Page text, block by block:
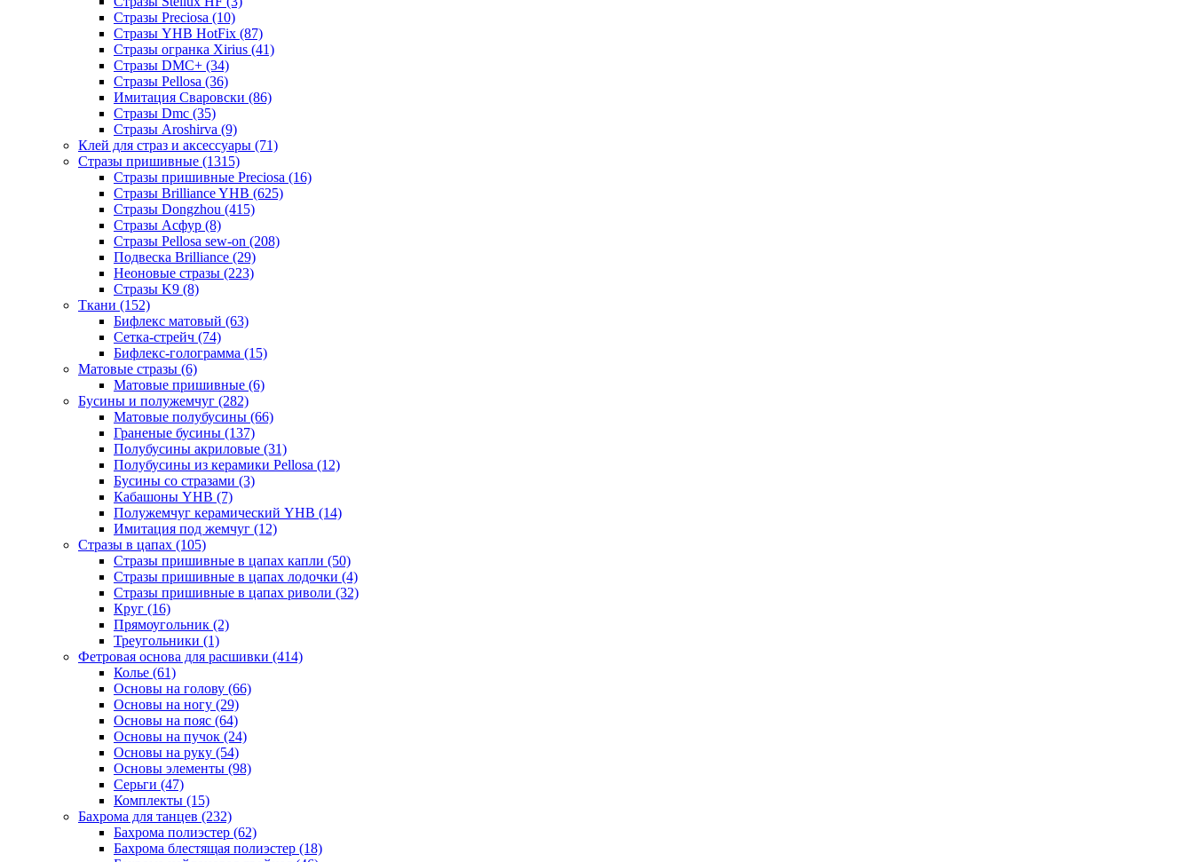
Стразы Preciosa (10)
Стразы YHB HotFix (87)
Стразы огранка Xirius (41)
Стразы DMC+ (34)
Стразы Pellosa (36)
Имитация Сваровски (86)
Стразы Dmc (35)
Стразы Aroshirva (9)
Клей для страз и аксессуары (71)
Стразы пришивные (1315)
Стразы пришивные Preciosa (16)
Стразы Brilliance YHB (625)
Стразы Dongzhou (415)
Стразы Асфур (8)
Стразы Pellosa sew-on (208)
Подвеска Brilliance (29)
Неоновые стразы (223)
Стразы K9 (8)
Ткани (152)
Бифлекс матовый (63)
Сетка-стрейч (74)
Бифлекс-голограмма (15)
Матовые стразы (6)
Матовые пришивные (6)
Бусины и полужемчуг (282)
Матовые полубусины (66)
Граненые бусины (137)
Полубусины акриловые (31)
Полубусины из керамики Pellosa (12)
Бусины со стразами (3)
Кабашоны YHB (7)
Полужемчуг керамический YHB (14)
Имитация под жемчуг (12)
Стразы в цапах (105)
Стразы пришивные в цапах капли (50)
Стразы пришивные в цапах лодочки (4)
Стразы пришивные в цапах риволи (32)
Круг (16)
Прямоугольник (2)
Треугольники (1)
Фетровая основа для расшивки (414)
Колье (61)
Основы на голову (66)
Основы на ногу (29)
Основы на пояс (64)
Основы на пучок (24)
Основы на руку (54)
Основы элементы (98)
Серьги (47)
Комплекты (15)
Бахрома для танцев (232)
Бахрома полиэстер (62)
Бахрома блестящая полиэстер (18)